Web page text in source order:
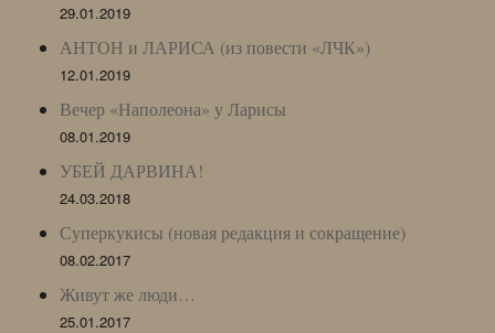
29.01.2019
АНТОН и ЛАРИСА (из повести «ЛЧК»)
12.01.2019
Вечер «Наполеона» у Ларисы
08.01.2019
УБЕЙ ДАРВИНА!
24.03.2018
Суперкукисы (новая редакция и сокращение)
08.02.2017
Живут же люди…
25.01.2017